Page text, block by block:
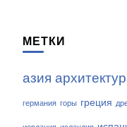
МЕТКИ
азия
германия горы греция